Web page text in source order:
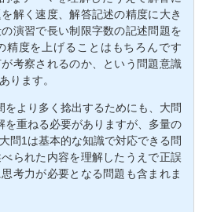
解く速度、解答記述の精度に大き
演習で長い制限字数の記述問題を
精度を上げることはもちろんです
考察されるのか、という問題意識
ります。
より多く捻出するためにも、大問
を重ねる必要がありますが、多量の
問1は基本的な知識で対応できる問
られた内容を理解したうえで正誤
考力が必要となる問題も含まれま